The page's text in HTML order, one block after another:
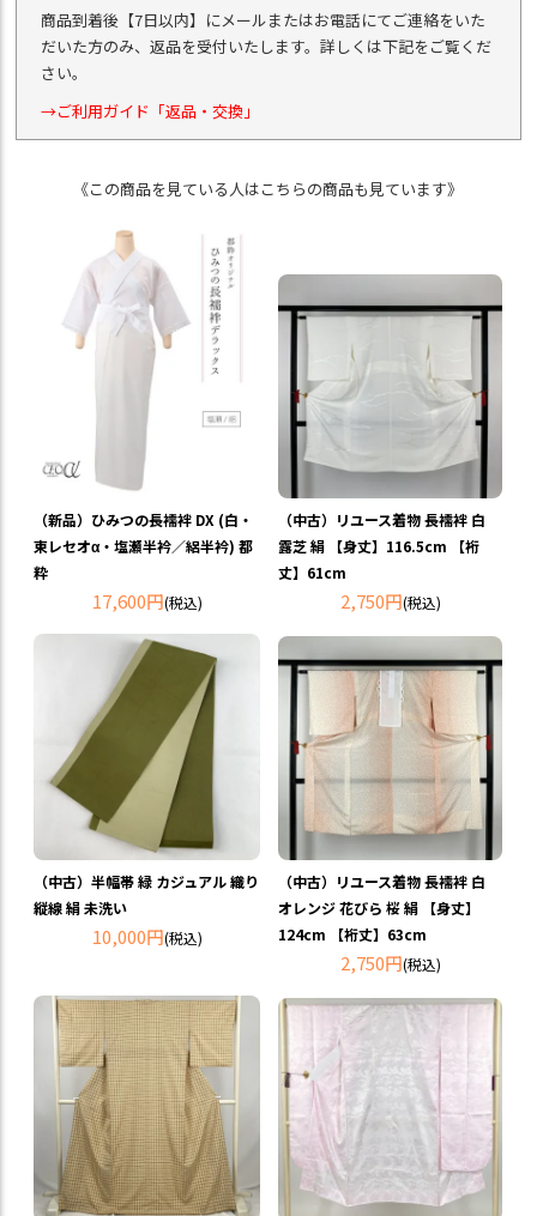
商品到着後【7日以内】にメールまたはお電話にてご連絡をいた
だいた方のみ、返品を受付いたします。詳しくは下記をご覧くだ
さい。
→ご利用ガイド「返品・交換」
《この商品を見ている人はこちらの商品も見ています》
（新品）ひみつの長襦袢 DX (白・
東レセオα・塩瀬半衿／絽半衿) 都
粋
17,600円(税込)
（中古）リユース着物 長襦袢 白
露芝 絹 【身丈】116.5cm 【裄
丈】61cm
2,750円(税込)
（中古）半幅帯 緑 カジュアル 織り
縦線 絹 未洗い
10,000円(税込)
（中古）リユース着物 長襦袢 白
オレンジ 花びら 桜 絹 【身丈】
124cm 【裄丈】63cm
2,750円(税込)